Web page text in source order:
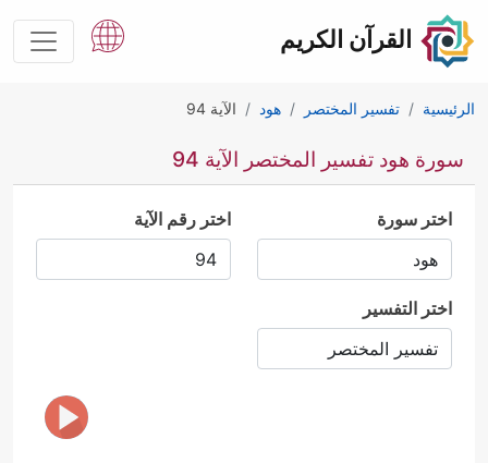
القرآن الكريم
الرئيسية تفسير المختصر هود الآية 94
سورة هود تفسير المختصر الآية 94
اختر سورة اختر رقم الآية
اختر التفسير